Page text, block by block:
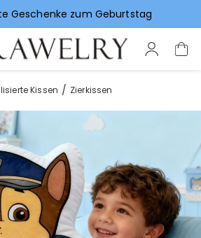
für Hochzeitsgeschenke
Kissen Zierkissen